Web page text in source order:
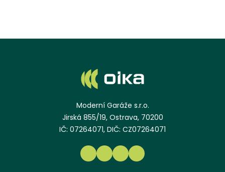
Moderní Garáže s.r.o.
Jirská 855/19, Ostrava, 70200
IČ: 07264071, DIČ: CZ07264071